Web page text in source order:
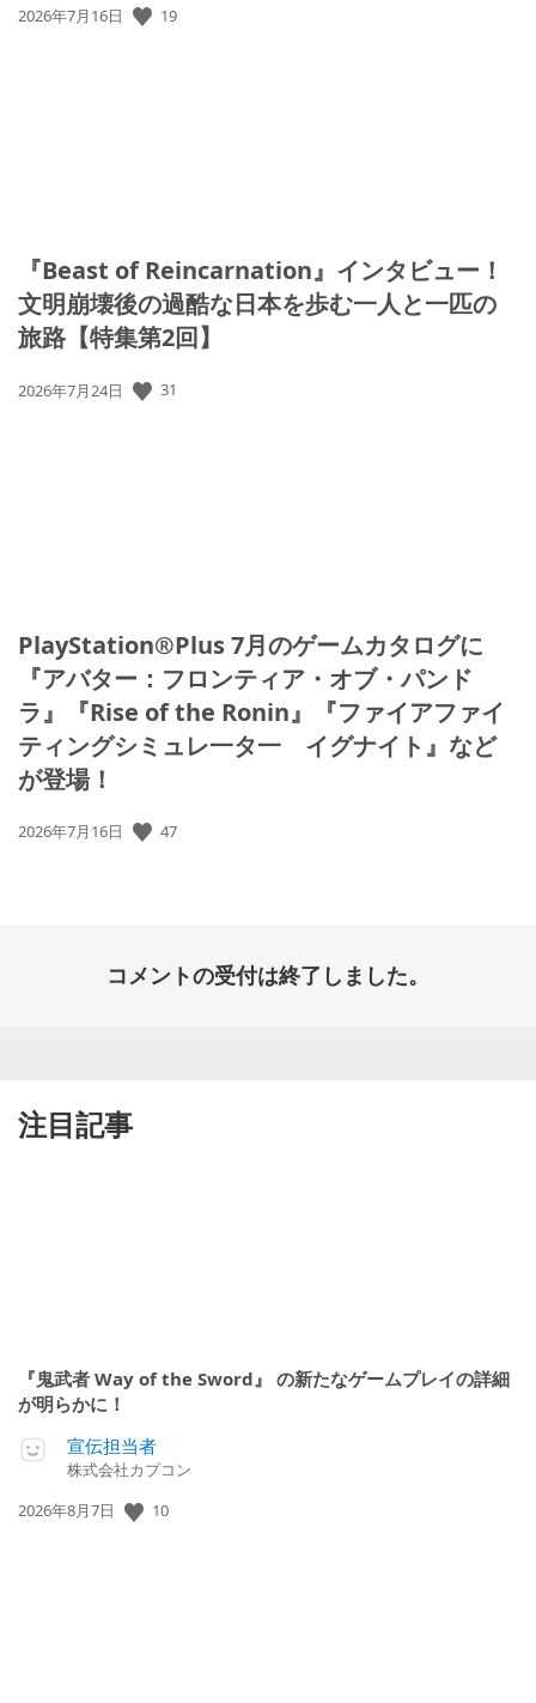
公
2026年7月16日 19
『Beast of Reincarnation』インタビュー！
文明崩壊後の過酷な日本を歩む一人と一匹の
旅路【特集第2回】
公
2026年7月24日 31
PlayStation®Plus 7月のゲームカタログに
『アバター：フロンティア・オブ・パンド
ラ』『Rise of the Ronin』『ファイアファイ
ティングシミュレ一タ一 イグナイト』など
が登場！
公
2026年7月16日 47
コメントの受付は終了しました。
注目記事
『鬼武者 Way of the Sword』 の新たなゲームプレイの詳細
が明らかに！
宣伝担当者
株式会社カプコン
公
2026年8月7日 10